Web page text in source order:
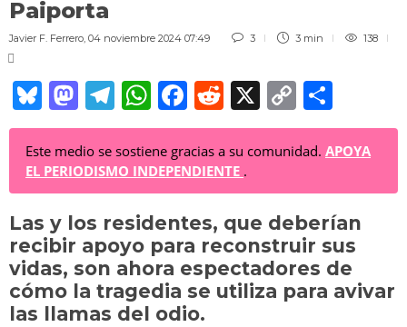
Paiporta
Javier F. Ferrero, 04 noviembre 2024 07:49 3 3 min 138
Bl
u
e
sk
y
M
a
st
o
d
o
n
T
el
e
gr
a
m
W
h
at
s
A
p
p
F
a
c
e
b
o
o
k
R
e
d
di
t
X C
o
p
Li
n
k
o
m
ar
tir
Este medio se sostiene gracias a su comunidad. APOYA
EL PERIODISMO INDEPENDIENTE .
Las y los residentes, que deberían
recibir apoyo para reconstruir sus
vidas, son ahora espectadores de
cómo la tragedia se utiliza para avivar
las llamas del odio.